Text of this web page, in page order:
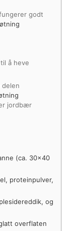
godt
å heve
jordbær
(ca. 30×40
proteinpulver,
og
overflaten